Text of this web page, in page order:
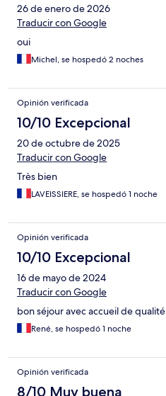
26 de enero de 2026
Traducir con Google
oui
Michel, se hospedó 2 noches
Opinión verificada
10/10 Excepcional
20 de octubre de 2025
Traducir con Google
Très bien
LAVEISSIERE, se hospedó 1 noche
Opinión verificada
10/10 Excepcional
16 de mayo de 2024
Traducir con Google
bon séjour avec accueil de qualité
René, se hospedó 1 noche
Opinión verificada
8/10 Muy buena